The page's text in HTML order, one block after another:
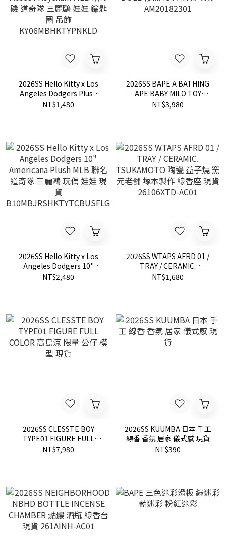
2026SS Hello Kitty x Los
Angeles Dodgers Plush
Mascot Keychain MLB 洛杉
NT$1,480
2026SS BAPE A BATHING
APE BABY MILO TOY
PLUSH DOLL 櫻桃 布偶 抱枕
NT$3,980
2026SS Hello Kitty x Los
Angeles Dodgers 10"
Americana Plush MLB 聯名
NT$2,480
2026SS WTAPS AFRD 01 /
TRAY / CERAMIC.
TSUKAMOTO 陶瓷 益子燒
NT$1,680
2026SS CLESSTE BOY
TYPE01 FIGURE FULL
COLOR 高島涼 限量 公仔 模
NT$7,980
2026SS KUUMBA 日本 手工
線香 香氛 居家 儀式感 現貨
NT$390